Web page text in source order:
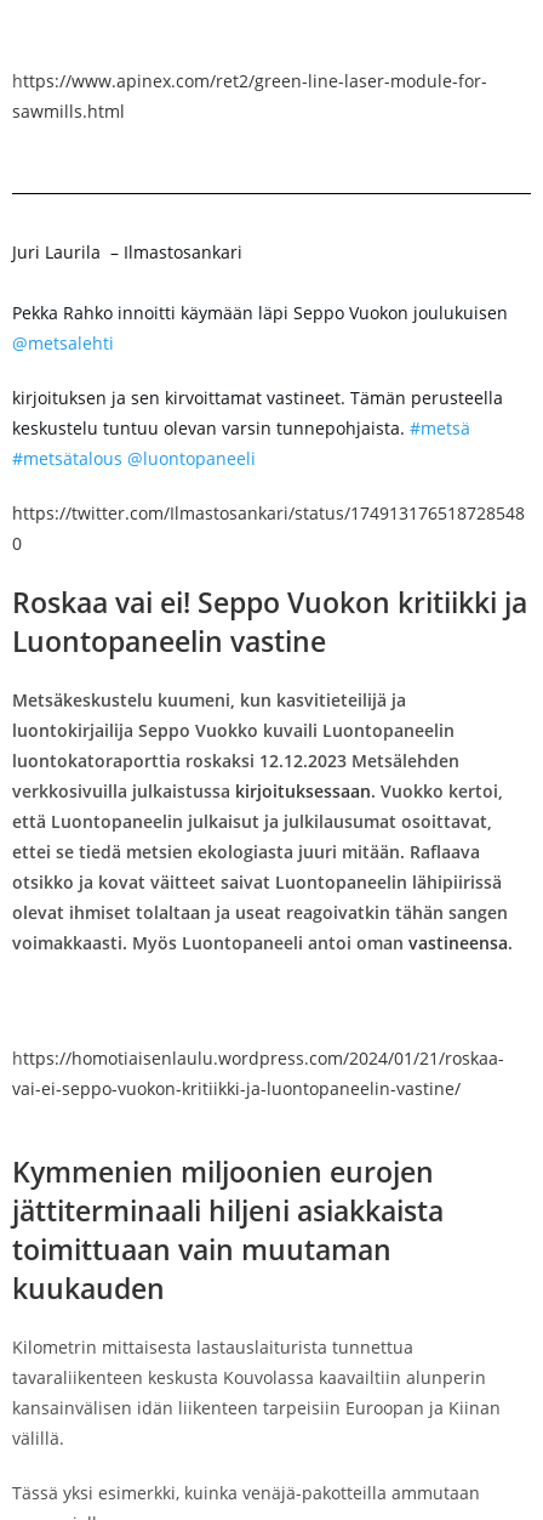
https://www.apinex.com/ret2/green-line-laser-module-for-
sawmills.html
Juri Laurila – Ilmastosankari
Pekka Rahko innoitti käymään läpi Seppo Vuokon joulukuisen
@metsalehti
kirjoituksen ja sen kirvoittamat vastineet. Tämän perusteella
keskustelu tuntuu olevan varsin tunnepohjaista. #metsä
#metsätalous @luontopaneeli
https://twitter.com/Ilmastosankari/status/174913176518728548
0
Roskaa vai ei! Seppo Vuokon kritiikki ja
Luontopaneelin vastine
Metsäkeskustelu kuumeni, kun kasvitieteilijä ja
luontokirjailija Seppo Vuokko kuvaili Luontopaneelin
luontokatoraporttia roskaksi 12.12.2023 Metsälehden
verkkosivuilla julkaistussa kirjoituksessaan. Vuokko kertoi,
että Luontopaneelin julkaisut ja julkilausumat osoittavat,
ettei se tiedä metsien ekologiasta juuri mitään. Raflaava
otsikko ja kovat väitteet saivat Luontopaneelin lähipiirissä
olevat ihmiset tolaltaan ja useat reagoivatkin tähän sangen
voimakkaasti. Myös Luontopaneeli antoi oman vastineensa.
https://homotiaisenlaulu.wordpress.com/2024/01/21/roskaa-
vai-ei-seppo-vuokon-kritiikki-ja-luontopaneelin-vastine/
Kymmenien miljoonien eurojen
jättiterminaali hiljeni asiakkaista
toimittuaan vain muutaman
kuukauden
Kilometrin mittaisesta lastauslaiturista tunnettua
tavaraliikenteen keskusta Kouvolassa kaavailtiin alunperin
kansainvälisen idän liikenteen tarpeisiin Euroopan ja Kiinan
välillä.
Tässä yksi esimerkki, kuinka venäjä-pakotteilla ammutaan